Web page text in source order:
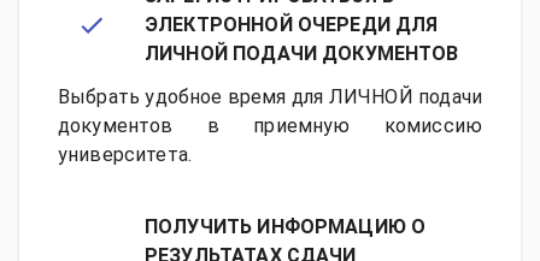
ЭЛЕКТРОННОЙ ОЧЕРЕДИ ДЛЯ
ЛИЧНОЙ ПОДАЧИ ДОКУМЕНТОВ
Выбрать удобное время для ЛИЧНОЙ подачи
документов в приемную комиссию
университета.
ПОЛУЧИТЬ ИНФОРМАЦИЮ О
РЕЗУЛЬТАТАХ СДАЧИ